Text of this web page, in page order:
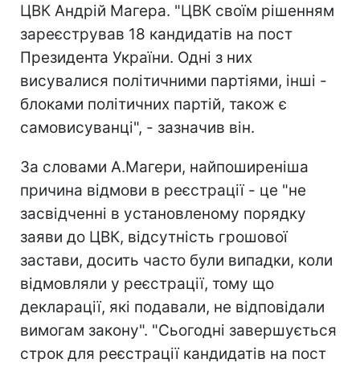
ЦВК Андрій Магера. "ЦВК своїм рішенням
зареєстрував 18 кандидатів на пост
Президента України. Одні з них
висувалися політичними партіями, інші -
блоками політичних партій, також є
самовисуванці", - зазначив він.
За словами А.Магери, найпоширеніша
причина відмови в реєстрації - це "не
засвідченні в установленому порядку
заяви до ЦВК, відсутність грошової
застави, досить часто були випадки, коли
відмовляли у реєстрації, тому що
декларації, які подавали, не відповідали
вимогам закону". "Сьогодні завершується
строк для реєстрації кандидатів на пост